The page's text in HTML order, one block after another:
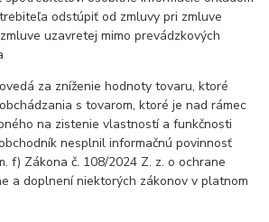
odstúpiť od zmluvy pri zmluve
uzavretej mimo prevádzkových
za zníženie hodnoty tovaru, ktoré
s tovarom, ktoré je nad rámec
na zistenie vlastností a funkčnosti
nesplnil informačnú povinnosť
f) Zákona č. 108/2024 Z. z. o ochrane
a doplnení niektorých zákonov v platnom